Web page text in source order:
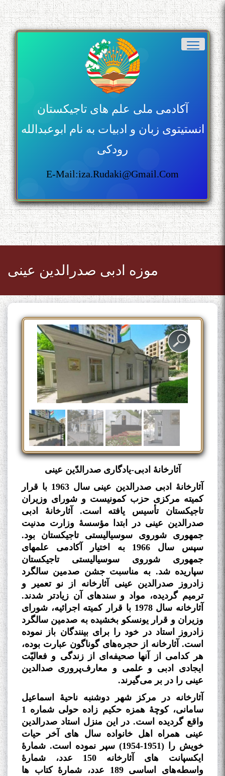
آکادمی ملی علم های تاجیکستان
انستیتوی زبان و ادبیات به نام ابوعبدالله
رودکی
E-Mail:iza.rudaki@gmail.com
موزه ادبی صدرالدین عینی
آثارخانۀ ادبی-یادگاری صدرالدّین عینی
آثارخانۀ ادبی صدرالدین عینی سال 1963 با قرار
کمیته مرکزی حزب کمونیست و شورای وزیران
تاجیکستان تأسیس یافته است. آثارخانۀ ادبی
صدرالدین عینی در ابتدا مؤسسۀ وزارت مدنیت
جمهوری شوروی سوسیالیستی تاجیکستان بود.
سپس سال 1966 به اختیار آکادمی علم­های
جمهوری شوروی سوسیالیستی تاجیکستان
سپاریده شد. به مناسبت جشن صدمین سالگرد
زادروز صدرالدین عینی آثارخانه از نو تعمیر و
ترمیم گردیده، مواد و سندهای آن زیادتر شدند.
آثارخانه سال 1978 با قرار کمیته اجرائیه‌، شورای
وزیران و قرار یونسکو بخشیده به صدمین سالگرد
زادروز استاد در خود را برای بینندگان باز نموده
است. آثارخانه از حجره‌های گوناگون عبارت بوده،
هر کدامی از آنها صحیفه‌ای از زندگی و فعالیّت
ایجادی ادبی و علمی و معارف‌پروری صدالدین
عینی را در بر می‌گیرند.
آثارخانه در مرکز شهر دوشنبه ناحیۀ اسماعیل
سامانی، کوچۀ همزه حکیم
زاده حولی شماره 1
واقع گردیده است. در این منزل استاد صدرالدین
عینی همراه اهل خانواده سال های آخر حیات
خویش را (1951-1954) سپر نموده است. شمارۀ
ایکسپانت
های آثارخانه 150 عدد، شمارۀ
واسطه‌های اساسی 189 عدد، شمارۀ کتاب
ها